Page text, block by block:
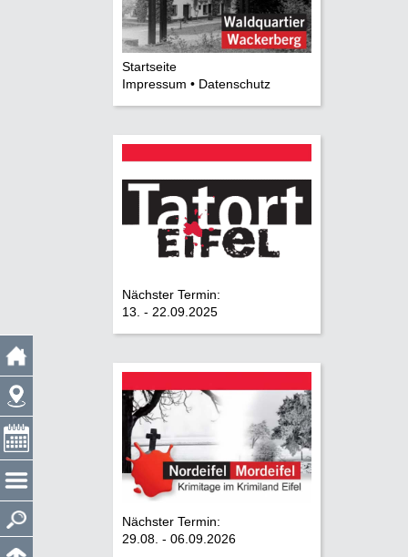
Startseite
Impressum • Datenschutz
Nächster Termin:
13. - 22.09.2025
Nächster Termin:
29.08. - 06.09.2026